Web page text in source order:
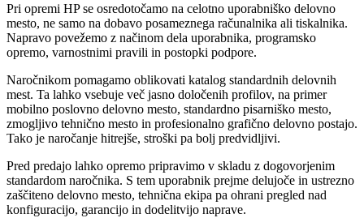
Pri opremi HP se osredotočamo na celotno uporabniško delovno
mesto, ne samo na dobavo posameznega računalnika ali tiskalnika.
Napravo povežemo z načinom dela uporabnika, programsko
opremo, varnostnimi pravili in postopki podpore.
Naročnikom pomagamo oblikovati katalog standardnih delovnih
mest. Ta lahko vsebuje več jasno določenih profilov, na primer
mobilno poslovno delovno mesto, standardno pisarniško mesto,
zmogljivo tehnično mesto in profesionalno grafično delovno postajo.
Tako je naročanje hitrejše, stroški pa bolj predvidljivi.
Pred predajo lahko opremo pripravimo v skladu z dogovorjenim
standardom naročnika. S tem uporabnik prejme delujoče in ustrezno
zaščiteno delovno mesto, tehnična ekipa pa ohrani pregled nad
konfiguracijo, garancijo in dodelitvijo naprave.